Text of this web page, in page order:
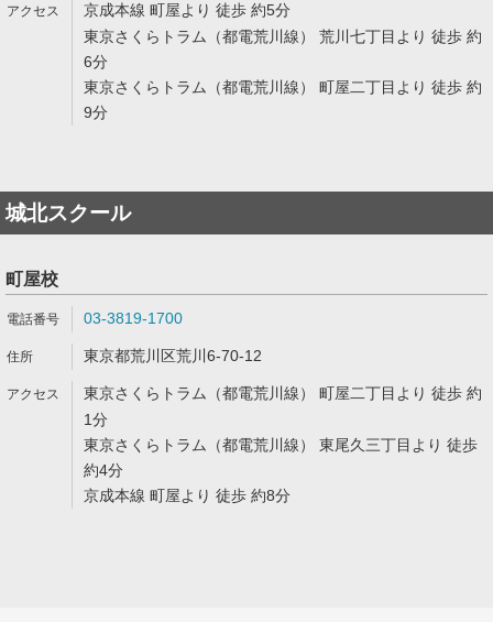
京成本線 町屋より 徒歩 約5分
東京さくらトラム（都電荒川線） 荒川七丁目より 徒歩 約
6分
東京さくらトラム（都電荒川線） 町屋二丁目より 徒歩 約
9分
城北スクール
町屋校
03-3819-1700
東京都荒川区荒川6-70-12
東京さくらトラム（都電荒川線） 町屋二丁目より 徒歩 約
1分
東京さくらトラム（都電荒川線） 東尾久三丁目より 徒歩
約4分
京成本線 町屋より 徒歩 約8分